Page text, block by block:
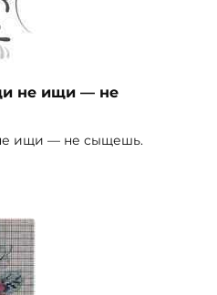
не ищи — не
ищи — не сыщешь.